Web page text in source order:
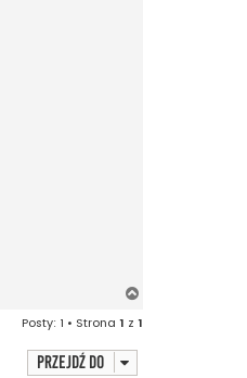
Posty: 1 • Strona 1 z 1
Przejdź do